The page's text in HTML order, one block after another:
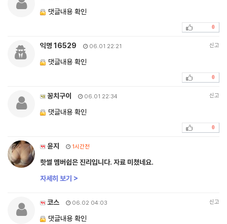
댓글내용 확인
0
익명 16529 06.01 22:21 신고
댓글내용 확인
0
꽁치구이 06.01 22:34 신고
댓글내용 확인
0
윤지 1시간전
핫썰 멤버쉽은 진리입니다. 자료 미쳤네요.
자세히 보기 >
코스 06.02 04:03 신고
댓글내용 확인